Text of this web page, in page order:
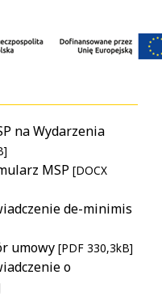
na Wydarzenia
MSP [DOCX
de-minimis
umowy [PDF 330,3kB]
o